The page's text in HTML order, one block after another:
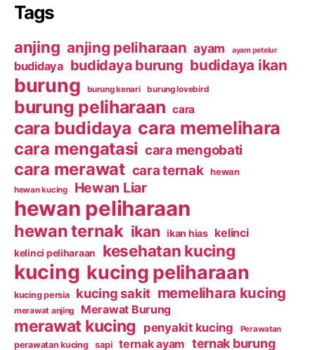
Tags
anjing anjing peliharaan ayam ayam petelur
budidaya budidaya burung budidaya ikan
burung burung kenari burung lovebird
burung peliharaan cara
cara budidaya cara memelihara
cara mengatasi cara mengobati
cara merawat cara ternak hewan
hewan kucing Hewan Liar
hewan peliharaan
hewan ternak ikan ikan hias kelinci
kelinci peliharaan kesehatan kucing
kucing kucing peliharaan
kucing persia kucing sakit memelihara kucing
merawat anjing Merawat Burung
merawat kucing penyakit kucing Perawatan
perawatan kucing sapi ternak ayam ternak burung